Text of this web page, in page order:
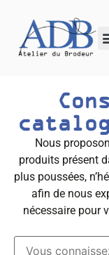
Nous
produits présent
plus poussées,
afin de nous
nécessaire pour